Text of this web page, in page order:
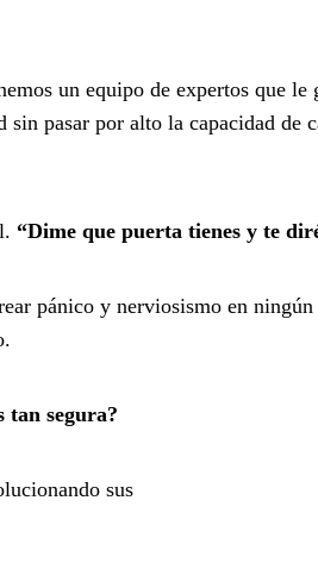
un equipo de expertos que
sin pasar por alto la capacidad
“Dime que puerta tienes y te
pánico y nerviosismo en
tan segura?
sus